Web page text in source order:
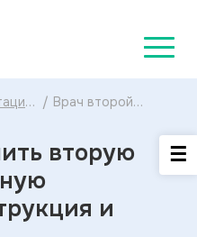
/ Врач второй
документы,
требования и отчет
вторую
и